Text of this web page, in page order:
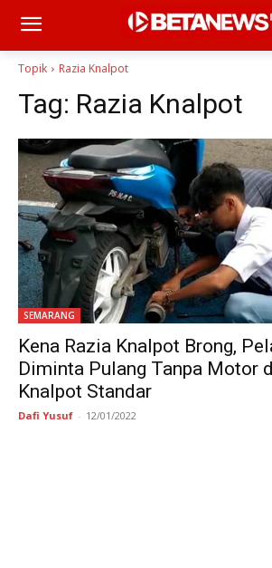
Topik Razia Knalpot
Tag: Razia Knalpot
SEMARANG
Kena Razia Knalpot Brong,
Diminta Pulang Tanpa Motor
Knalpot Standar
Dafi Yusuf - 12/01/2022